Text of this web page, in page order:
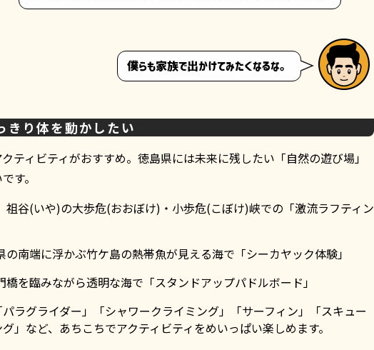
僕らも家族で出かけてみたくなるな。
きり体を動かしたい
ティビティがおすすめ。徳島県には未来に残したい「自然の遊び場」
す。
祖谷(いや)の大歩危(おおぼけ)・小歩危(こぼけ)峡での「激流ラフティン
南端に浮かぶ竹ケ島の熱帯魚が見える海で「シーカヤック体験」
を臨みながら透明な海で「スタンドアップパドルボード」
ラグライダー」「シャワークライミング」「サーフィン」「スキュー
」など、あちこちでアクティビティをめいっぱい楽しめます。